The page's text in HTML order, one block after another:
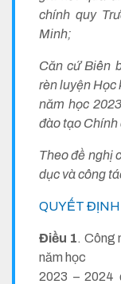
chính quy
Minh;
Căn cứ Biên
rèn luyện Học
năm học
đào tạo Chính
Theo đề nghị
dục và công
QUYẾT
Điều 1. Công
năm học
2023 – 2024